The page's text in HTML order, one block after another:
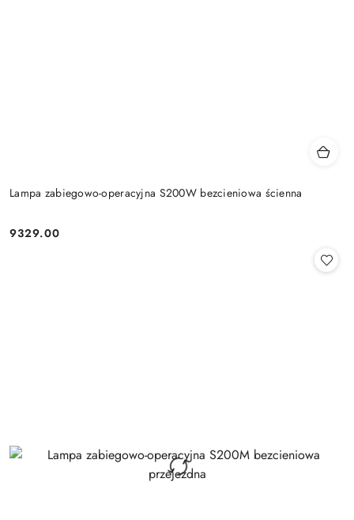
Lampa zabiegowo-operacyjna S200W bezcieniowa ścienna
Cena:
9329.00